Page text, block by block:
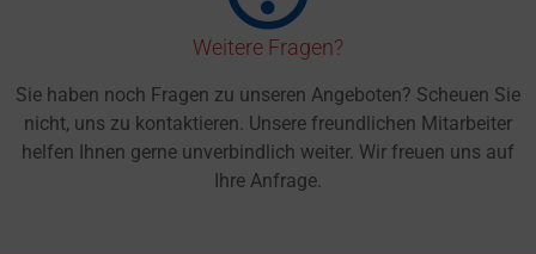
Weitere Fragen?
Sie haben noch Fragen zu unseren Angeboten? Scheuen Sie
nicht, uns zu kontaktieren. Unsere freundlichen Mitarbeiter
helfen Ihnen gerne unverbindlich weiter. Wir freuen uns auf
Ihre Anfrage.